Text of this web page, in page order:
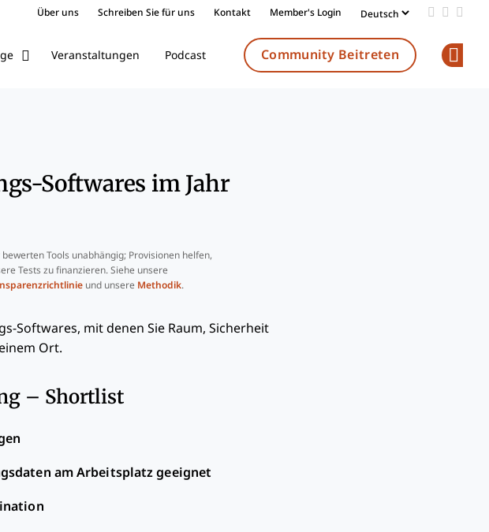
Über uns Schreiben Sie für uns Kontakt Member's Login Add us
Follow
Veranstaltungen Podcast Community Beitreten
Softwares im Jahr
bewerten Tools unabhängig; Provisionen helfen,
Tests zu finanzieren. Siehe unsere
und unsere Methodik.
Softwares, mit denen Sie Raum, Sicherheit
Ort.
– Shortlist
am Arbeitsplatz geeignet